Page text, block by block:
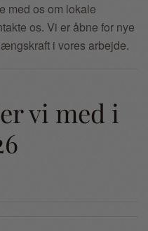
med os om lokale
os. Vi er åbne for nye
i vores arbejde.
vi med i